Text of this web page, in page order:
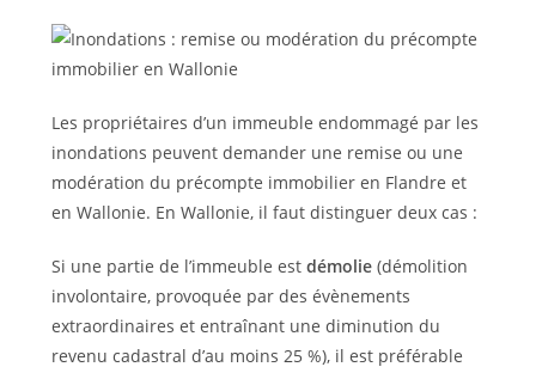
Les propriétaires d’un immeuble endommagé par les
inondations peuvent demander une remise ou une
modération du précompte immobilier en Flandre et
en Wallonie. En Wallonie, il faut distinguer deux cas :
Si une partie de l’immeuble est démolie (démolition
involontaire, provoquée par des évènements
extraordinaires et entraînant une diminution du
revenu cadastral d’au moins 25 %), il est préférable